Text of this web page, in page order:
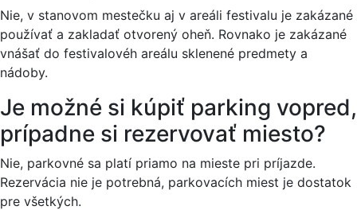
Nie, v stanovom mestečku aj v areáli festivalu je zakázané
používať a zakladať otvorený oheň. Rovnako je zakázané
vnášať do festivalovéh areálu sklenené predmety a
nádoby.
Je možné si kúpiť parking vopred,
prípadne si rezervovať miesto?
Nie, parkovné sa platí priamo na mieste pri príjazde.
Rezervácia nie je potrebná, parkovacích miest je dostatok
pre všetkých.